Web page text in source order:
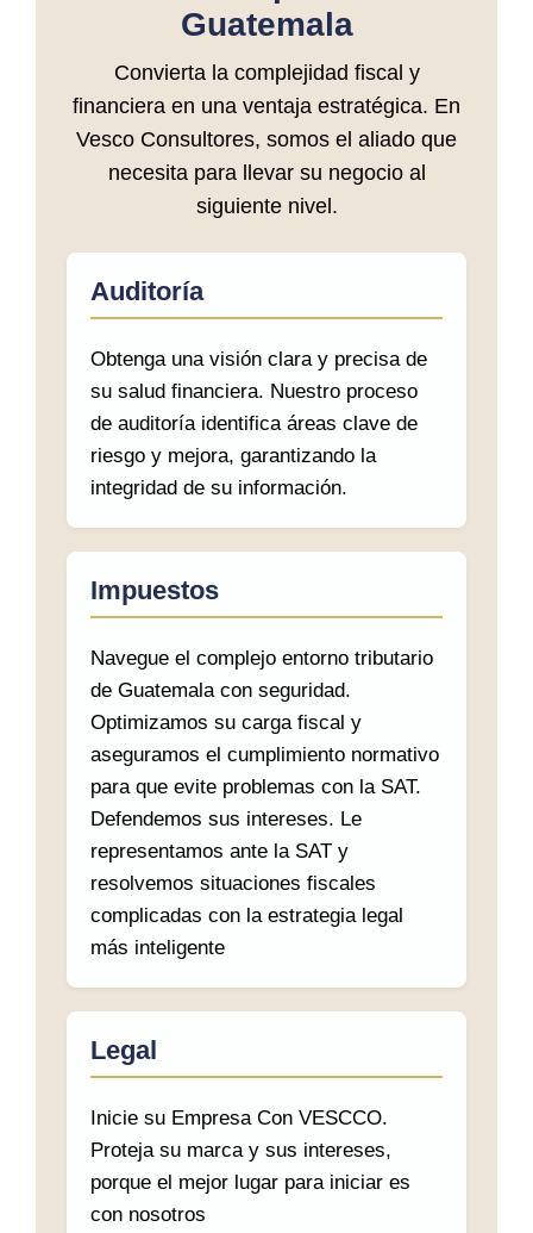
Guatemala
Convierta la complejidad fiscal y
financiera en una ventaja estratégica. En
Vesco Consultores, somos el aliado que
necesita para llevar su negocio al
siguiente nivel.
Auditoría
Obtenga una visión clara y precisa de
su salud financiera. Nuestro proceso
de auditoría identifica áreas clave de
riesgo y mejora, garantizando la
integridad de su información.
Impuestos
Navegue el complejo entorno tributario
de Guatemala con seguridad.
Optimizamos su carga fiscal y
aseguramos el cumplimiento normativo
para que evite problemas con la SAT.
Defendemos sus intereses. Le
representamos ante la SAT y
resolvemos situaciones fiscales
complicadas con la estrategia legal
más inteligente
Legal
Inicie su Empresa Con VESCCO.
Proteja su marca y sus intereses,
porque el mejor lugar para iniciar es
con nosotros